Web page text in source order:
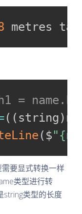
metres
=
( ( string)
( $
要显式转换一样
类型进行转
string类型的长度